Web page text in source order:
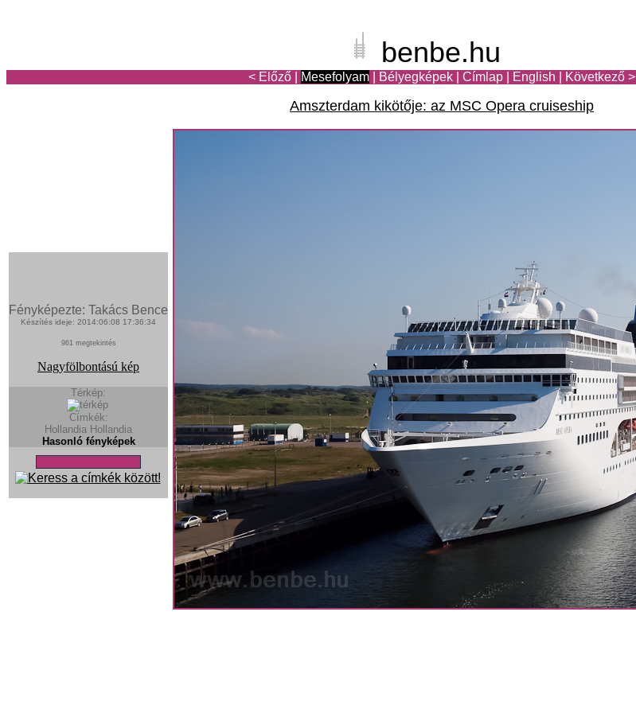
benbe.hu
< Előző Mesefolyam Bélyegképek Címlap English Következő >
Amszterdam kikötője: az MSC Opera cruiseship
Fényképezte: Takács Bence
Készítés ideje: 2014:06:08 17:36:34
961 megtekintés
Nagyfölbontású kép
Térkép:
Címkék:
Hollandia Hollandia
Hasonló fényképek